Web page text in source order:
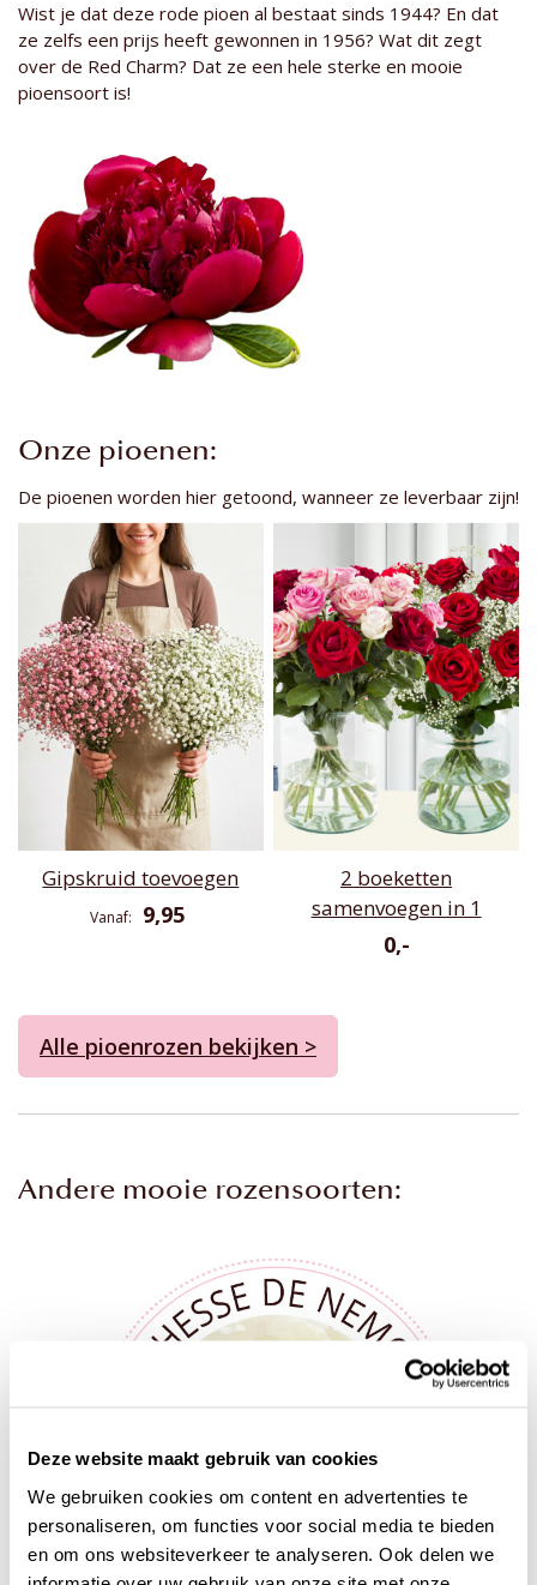
Deze website maakt gebruik van cookies
We gebruiken cookies om content en advertenties te
personaliseren, om functies voor social media te bieden
en om ons websiteverkeer te analyseren. Ook delen we
Wist je dat deze rode pioen al bestaat sinds 1944? En dat
ze zelfs een prijs heeft gewonnen in 1956? Wat dit zegt
over de Red Charm? Dat ze een hele sterke en mooie
pioensoort is!
Onze pioenen:
De pioenen worden hier getoond, wanneer ze leverbaar zijn!
Gipskruid toevoegen
Vanaf 9,95
2 boeketten
samenvoegen in 1
0,-
Alle pioenrozen bekijken >
Andere mooie rozensoorten: